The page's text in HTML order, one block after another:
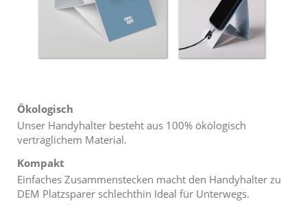
Ökologisch
Unser Handyhalter besteht aus 100% ökölogisch
verträglichem Material.
Kompakt
Einfaches Zusammenstecken macht den Handyhalter zu
DEM Platzsparer schlechthin Ideal für Unterwegs.